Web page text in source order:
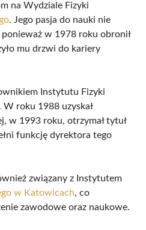
na Wydziale Fizyki
. Jego pasja do nauki nie
ponieważ w 1978 roku obronił
mu drzwi do kariery
Instytutu Fizyki
roku 1988 uzyskał
w 1993 roku, otrzymał tytuł
funkcję dyrektora tego
związany z Instytutem
w Katowicach, co
zawodowe oraz naukowe.